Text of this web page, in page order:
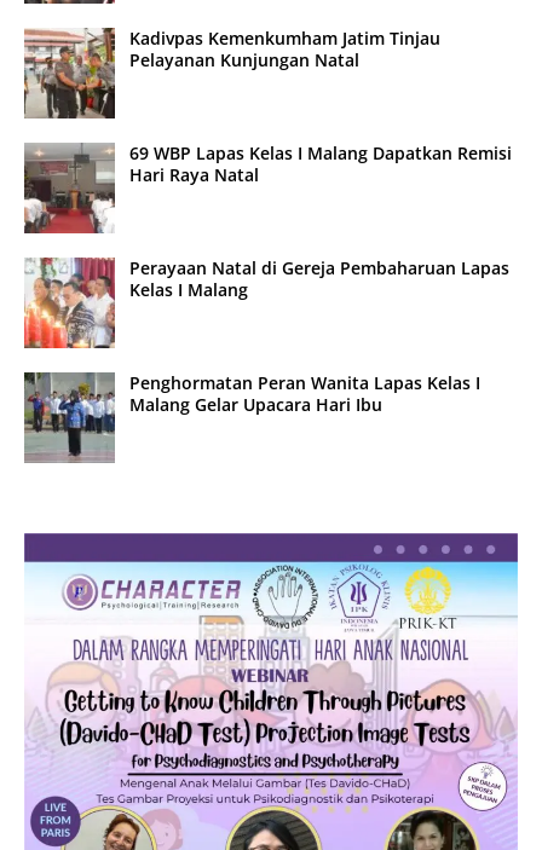
Kadivpas Kemenkumham Jatim Tinjau
Pelayanan Kunjungan Natal
69 WBP Lapas Kelas I Malang Dapatkan Remisi
Hari Raya Natal
Perayaan Natal di Gereja Pembaharuan Lapas
Kelas I Malang
Penghormatan Peran Wanita Lapas Kelas I
Malang Gelar Upacara Hari Ibu